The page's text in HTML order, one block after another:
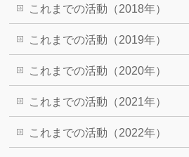
これまでの活動（2018年）
これまでの活動（2019年）
これまでの活動（2020年）
これまでの活動（2021年）
これまでの活動（2022年）